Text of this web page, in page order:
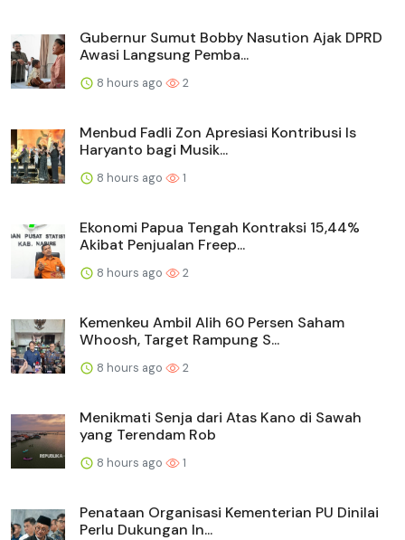
Gubernur Sumut Bobby Nasution Ajak DPRD
Awasi Langsung Pemba...
8 hours ago 2
Menbud Fadli Zon Apresiasi Kontribusi Is
Haryanto bagi Musik...
8 hours ago 1
Ekonomi Papua Tengah Kontraksi 15,44%
Akibat Penjualan Freep...
8 hours ago 2
Kemenkeu Ambil Alih 60 Persen Saham
Whoosh, Target Rampung S...
8 hours ago 2
Menikmati Senja dari Atas Kano di Sawah
yang Terendam Rob
8 hours ago 1
Penataan Organisasi Kementerian PU Dinilai
Perlu Dukungan In...